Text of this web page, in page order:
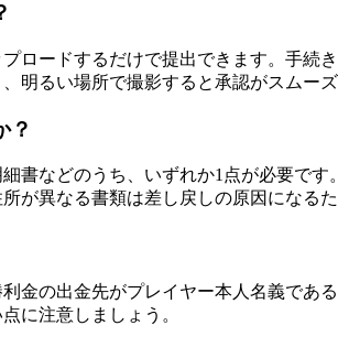
ロードするだけで提出できます。手続
明るい場所で撮影すると承認がスムーズ
？
書などのうち、いずれか1点が必要で
が異なる書類は差し戻しの原因になるた
金の出金先がプレイヤー本人名義であ
に注意しましょう。